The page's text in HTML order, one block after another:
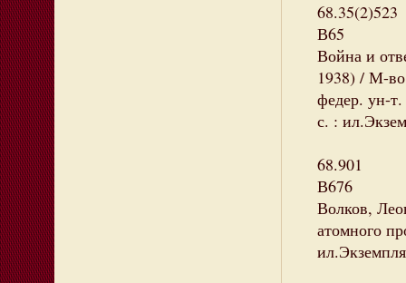
68.35(2)523
В65
Война и
1938) / М-
федер. ун-
с. :
68.901
В676
Волков,
атомного